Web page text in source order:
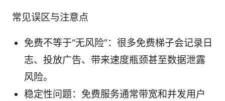
常见误区与注意点
免费不等于“无风险”：很多免费梯子会记录日
志、投放广告、带来速度瓶颈甚至数据泄露
风险。
稳定性问题：免费服务通常带宽和并发用户